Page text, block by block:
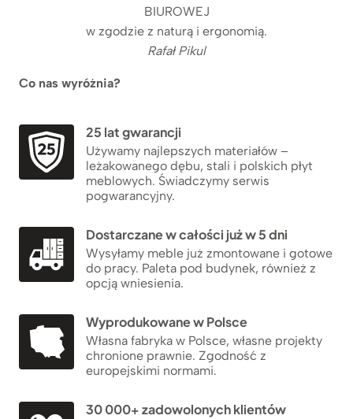
BIUROWEJ
w zgodzie z naturą i ergonomią.
Rafał Pikul
Co nas wyróżnia?
25 lat gwarancji
Używamy najlepszych materiałów –
leżakowanego dębu, stali i polskich płyt
meblowych. Świadczymy serwis
pogwarancyjny.
Dostarczane w całości już w 5 dni
Wysyłamy meble już zmontowane i gotowe
do pracy. Paleta pod budynek, również z
opcją wniesienia.
Wyprodukowane w Polsce
Własna fabryka w Polsce, własne projekty
chronione prawnie. Zgodność z
europejskimi normami.
30 000+ zadowolonych klientów